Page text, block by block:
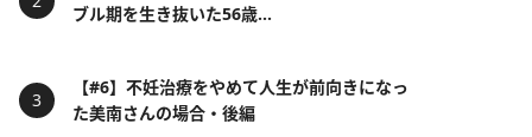
ブル期を生き抜いた56歳...
【#6】不妊治療をやめて人生が前向きになっ
た美南さんの場合・後編